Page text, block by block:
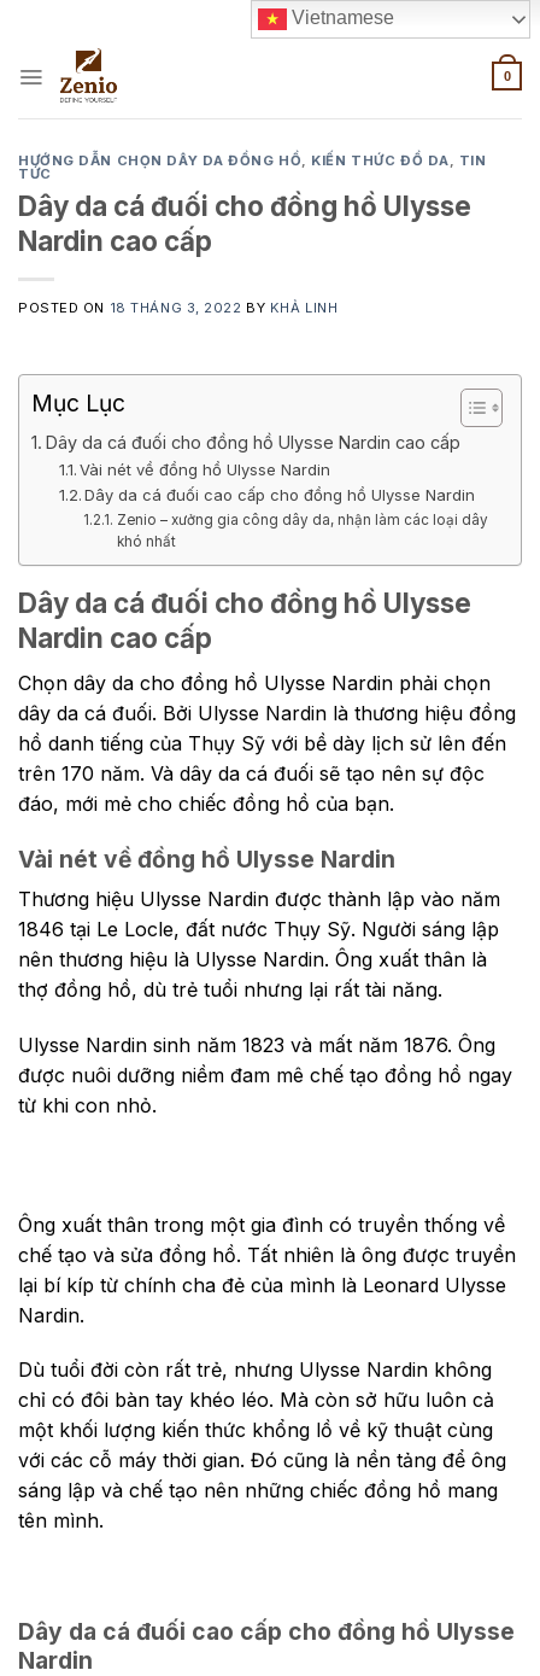
content
0
HƯỚNG DẪN CHỌN DÂY DA ĐỒNG HỒ, KIẾN THỨC ĐỒ DA, TIN
TỨC
Dây da cá đuối cho đồng hồ Ulysse
Nardin cao cấp
POSTED ON 18 THÁNG 3, 2022 BY KHẢ LINH
Mục Lục
Dây da cá đuối cho đồng hồ Ulysse Nardin cao cấp
Vài nét về đồng hồ Ulysse Nardin
Dây da cá đuối cao cấp cho đồng hồ Ulysse Nardin
Zenio – xưởng gia công dây da, nhận làm các loại dây
khó nhất
Dây da cá đuối cho đồng hồ Ulysse
Nardin cao cấp
Chọn dây da cho đồng hồ Ulysse Nardin phải chọn
dây da cá đuối. Bởi Ulysse Nardin là thương hiệu đồng
hồ danh tiếng của Thụy Sỹ với bề dày lịch sử lên đến
trên 170 năm. Và dây da cá đuối sẽ tạo nên sự độc
đáo, mới mẻ cho chiếc đồng hồ của bạn.
Vài nét về đồng hồ Ulysse Nardin
Thương hiệu Ulysse Nardin được thành lập vào năm
1846 tại Le Locle, đất nước Thụy Sỹ. Người sáng lập
nên thương hiệu là Ulysse Nardin. Ông xuất thân là
thợ đồng hồ, dù trẻ tuổi nhưng lại rất tài năng.
Ulysse Nardin sinh năm 1823 và mất năm 1876. Ông
được nuôi dưỡng niềm đam mê chế tạo đồng hồ ngay
từ khi con nhỏ.
Ông xuất thân trong một gia đình có truyền thống về
chế tạo và sửa đồng hồ. Tất nhiên là ông được truyền
lại bí kíp từ chính cha đẻ của mình là Leonard Ulysse
Nardin.
Dù tuổi đời còn rất trẻ, nhưng Ulysse Nardin không
chỉ có đôi bàn tay khéo léo. Mà còn sở hữu luôn cả
một khối lượng kiến thức khổng lồ về kỹ thuật cùng
với các cỗ máy thời gian. Đó cũng là nền tảng để ông
sáng lập và chế tạo nên những chiếc đồng hồ mang
tên mình.
Dây da cá đuối cao cấp cho đồng hồ Ulysse
Nardin
Vietnamese